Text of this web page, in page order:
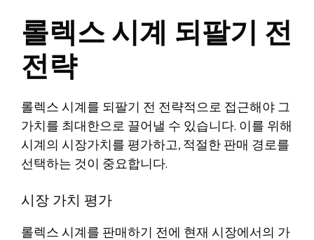
롤렉스 시계 되팔기 전
전략
롤렉스 시계를 되팔기 전 전략적으로 접근해야 그
가치를 최대한으로 끌어낼 수 있습니다. 이를 위해
시계의 시장가치를 평가하고, 적절한 판매 경로를
선택하는 것이 중요합니다.
시장 가치 평가
롤렉스 시계를 판매하기 전에 현재 시장에서의 가